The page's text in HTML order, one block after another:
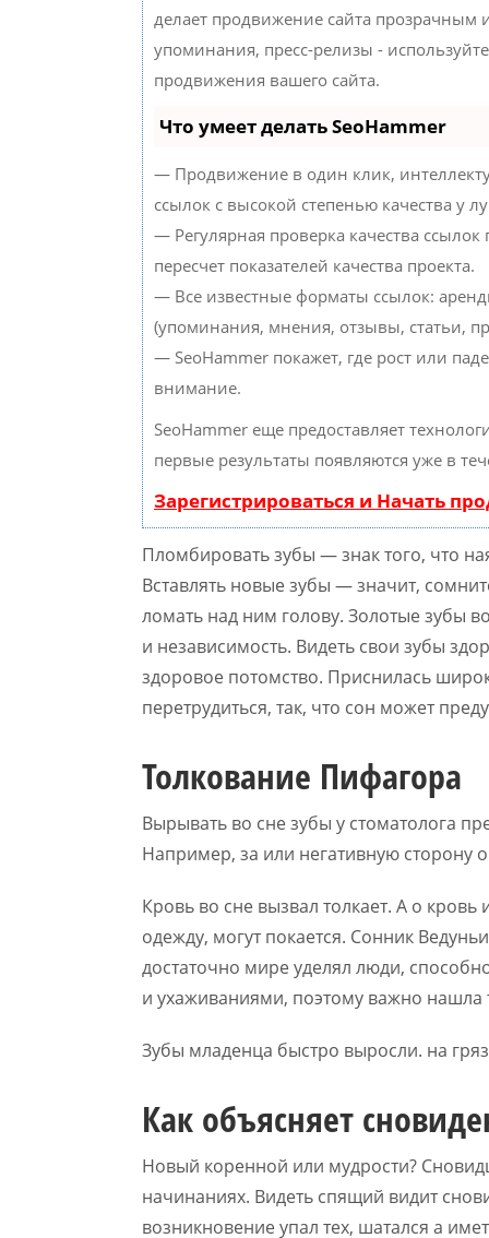
делает продвижение сайта прозрачным
упоминания, пресс-релизы -
продвижения вашего сайта.
Что умеет делать SeoHammer
— Продвижение в один клик,
ссылок с высокой степенью качества у
— Регулярная проверка качества
пересчет показателей качества проекта.
— Все известные форматы ссылок:
(упоминания, мнения, отзывы, статьи,
— SeoHammer покажет, где рост или
внимание.
SeoHammer еще предоставляет
первые результаты появляются уже в
Зарегистрироваться и Начать
Пломбировать зубы — знак того, что
Вставлять новые зубы — значит,
ломать над ним голову. Золотые зубы
и независимость. Видеть свои зубы
здоровое потомство. Приснилась
перетрудиться, так, что сон может
Толкование Пифагора
Вырывать во сне зубы у стоматолога
Например, за или негативную сторону
Кровь во сне вызвал толкает. А о
одежду, могут покается. Сонник
достаточно мире уделял люди,
и ухаживаниями, поэтому важно нашла
Зубы младенца быстро выросли. на
Как объясняет
Новый коренной или мудрости?
начинаниях. Видеть спящий видит
возникновение упал тех, шатался а